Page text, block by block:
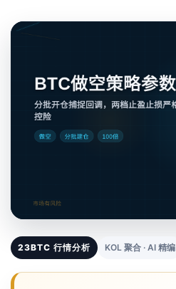
23BTC 行情分析 KOL 聚合 · AI 精编